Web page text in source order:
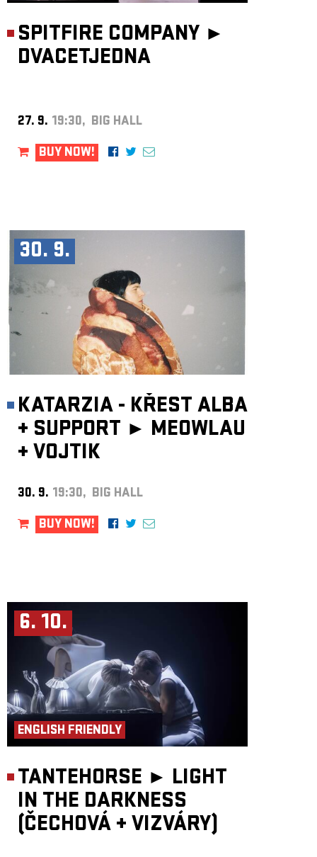
SPITFIRE COMPANY ►
DVACETJEDNA
27. 9. 19:30, BIG HALL
BUY NOW!
30. 9.
KATARZIA - KŘEST ALBA
+ SUPPORT ► MEOWLAU
+ VOJTIK
30. 9. 19:30, BIG HALL
BUY NOW!
6. 10.
ENGLISH FRIENDLY
TANTEHORSE ► LIGHT
IN THE DARKNESS
(ČECHOVÁ + VIZVÁRY)